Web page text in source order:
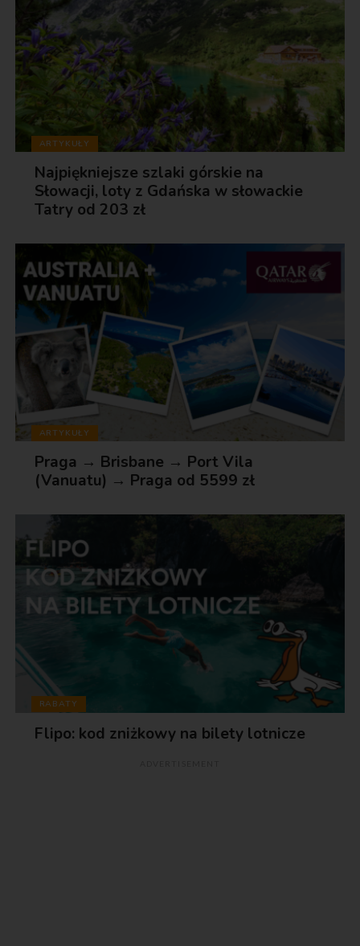
ARTYKUŁY
Najpiękniejsze szlaki górskie na
Słowacji, loty z Gdańska w słowackie
Tatry od 203 zł
ARTYKUŁY
Praga → Brisbane → Port Vila
(Vanuatu) → Praga od 5599 zł
RABATY
Flipo: kod zniżkowy na bilety lotnicze